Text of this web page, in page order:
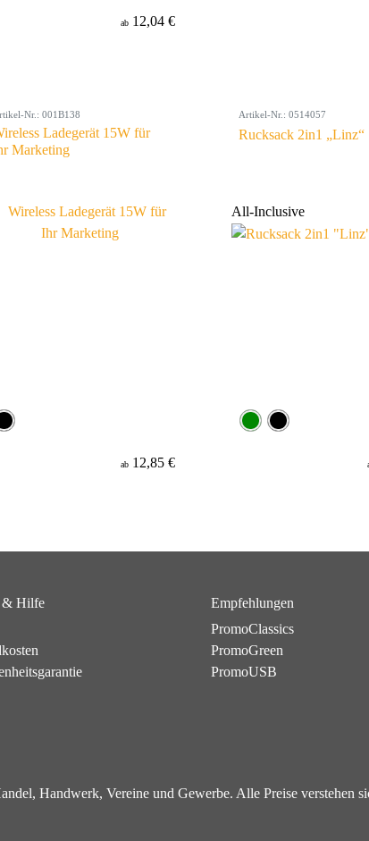
ab 12,04 €
Nr.: 001B138
Ladegerät 15W für
Marketing
ab 12,85 €
Artikel-Nr.: 0514057
Rucksack 2in1 „Linz“
All-Inclusive
& Hilfe
Empfehlungen
PromoClassics
PromoGreen
PromoUSB
Handwerk, Vereine und Gewerbe. Alle Preise verstehen